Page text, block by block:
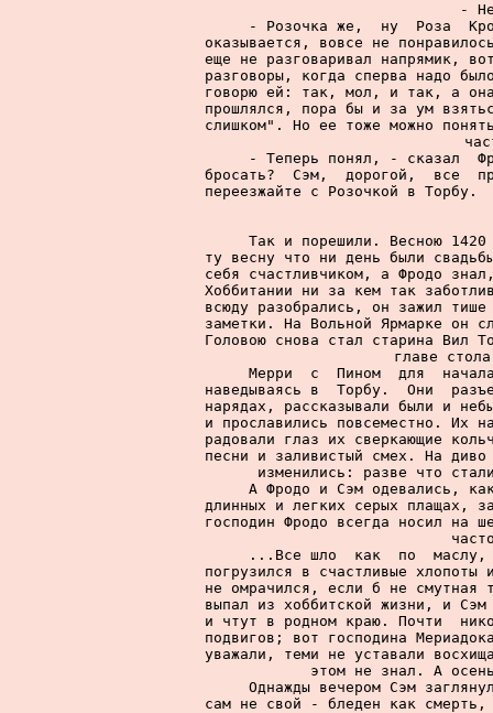
-
- Розочка же,  ну  Роза
оказывается, вовсе не
еще не разговаривал напрямик,
разговоры, когда сперва надо
говорю ей: так, мол, и так, а
прошлялся, пора бы и за ум
слишком". Но ее тоже можно
- Теперь понял, - сказал
бросать?  Сэм,  дорогой,  все
переезжайте с Розочкой в
Так и порешили. Весною
ту весну что ни день были
себя счастливчиком, а Фродо
Хоббитании ни за кем так
всюду разобрались, он зажил
заметки. На Вольной Ярмарке он
Головою снова стал старина Вил
главе
Мерри  с  Пином  для
наведываясь в  Торбу.  Они
нарядах, рассказывали были и
и прославились повсеместно. Их
радовали глаз их сверкающие
песни и заливистый смех. На
изменились: разве что
А Фродо и Сэм одевались,
длинных и легких серых плащах,
господин Фродо всегда носил на
...Все шло  как  по
погрузился в счастливые
не омрачился, если б не смутная
выпал из хоббитской жизни, и
и чтут в родном краю. Почти
подвигов; вот господина
уважали, теми не уставали
этом не знал. А
Однажды вечером Сэм
сам не свой - бледен как